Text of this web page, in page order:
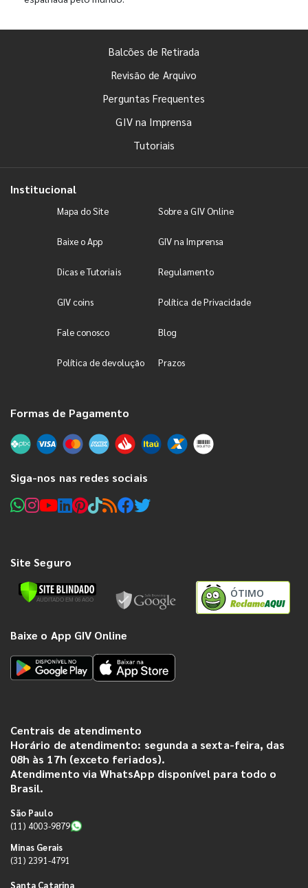
Balcões de Retirada
Revisão de Arquivo
Perguntas Frequentes
GIV na Imprensa
Tutoriais
Institucional
Mapa do Site Sobre a GIV Online
Baixe o App GIV na Imprensa
Dicas e Tutoriais Regulamento
GIV coins Política de Privacidade
Fale conosco Blog
Política de devolução Prazos
Formas de Pagamento
Siga-nos nas redes sociais
Site Seguro
ÓTIMO
Baixe o App GIV Online
Centrais de atendimento
Horário de atendimento: segunda a sexta-feira, das
08h às 17h (exceto feriados).
Atendimento via WhatsApp disponível para todo o
Brasil.
São Paulo
(11) 4003-9879
Minas Gerais
(31) 2391-4791
Santa Catarina